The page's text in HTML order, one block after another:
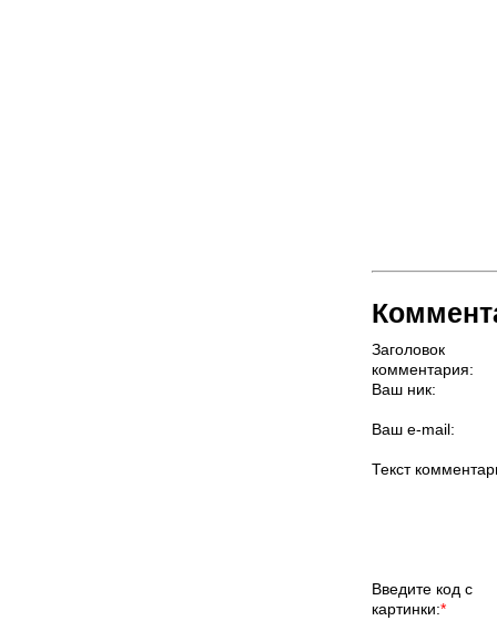
Заголовок
комментария:
Ваш ник:
Ваш e-mail:
Текст
Введите код с
картинки:*